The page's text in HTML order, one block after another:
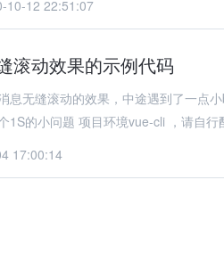
10-12 22:51:07
滚动效果的示例代码
息无缝滚动的效果，中途遇到了一点
1S的小问题 项目环境vue-cli ，请自行
17:00:14